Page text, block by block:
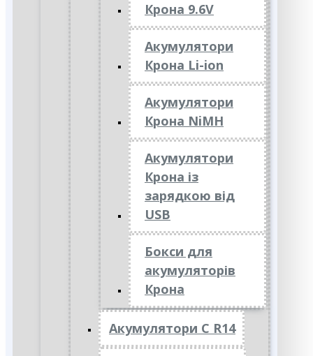
Крона 9.6V
Акумулятори
Крона Li-ion
Акумулятори
Крона NiMH
Акумулятори
Крона із
зарядкою від
USB
Бокси для
акумуляторів
Крона
Акумулятори C R14